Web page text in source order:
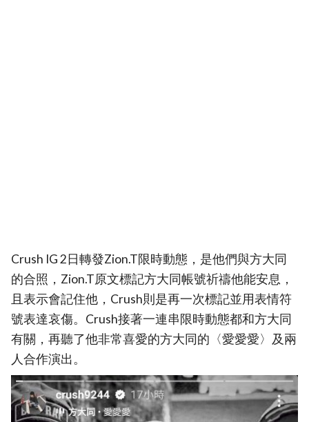
Crush IG 2日轉發Zion.T限時動態，是他們與方大同
的合照，Zion.T原文標記方大同帳號祈禱他能安息，
且表示會記住他，Crush則是再一次標記並用表情符
號表達哀傷。Crush接著一連串限時動態都和方大同
有關，再聽了他非常喜愛的方大同的〈愛愛愛〉及兩
人合作演出。